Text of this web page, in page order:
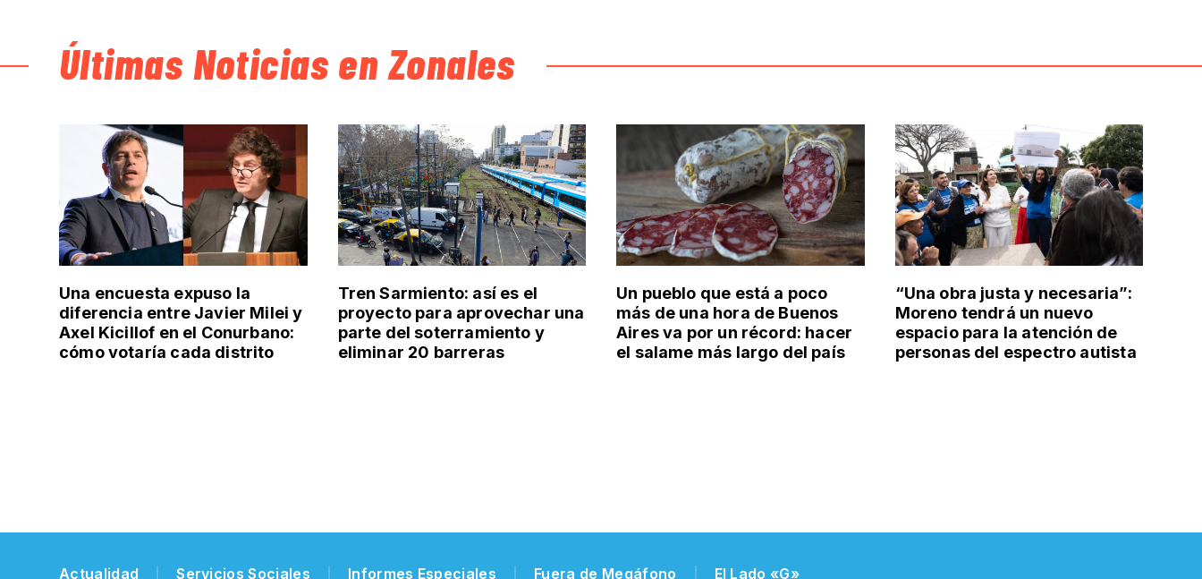
Últimas Noticias en Zonales
Una encuesta expuso la
diferencia entre Javier Milei y
Axel Kicillof en el Conurbano:
cómo votaría cada distrito
Tren Sarmiento: así es el
proyecto para aprovechar una
parte del soterramiento y
eliminar 20 barreras
Un pueblo que está a poco
más de una hora de Buenos
Aires va por un récord: hacer
el salame más largo del país
“Una obra justa y necesaria”:
Moreno tendrá un nuevo
espacio para la atención de
personas del espectro autista
Actualidad Servicios Sociales Informes Especiales Fuera de Megáfono El Lado «G»